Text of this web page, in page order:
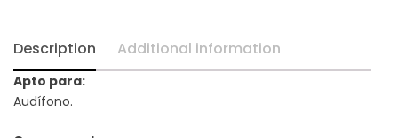
Description Additional information
Apto para:
Audífono.